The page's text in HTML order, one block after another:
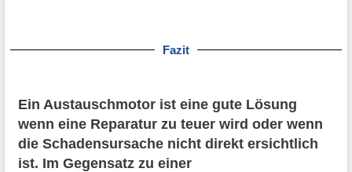
Fazit
Ein Austauschmotor ist eine gute Lösung
wenn eine Reparatur zu teuer wird oder wenn
die Schadensursache nicht direkt ersichtlich
ist. Im Gegensatz zu einer